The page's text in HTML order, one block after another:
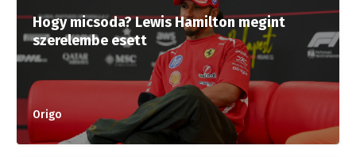
Hogy micsoda? Lewis Hamilton megint
szerelembe esett
Origo